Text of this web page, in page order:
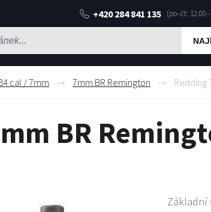
+420 284 841 135
cal / 7mm 7mm BR Remington Redding
BR
Základní